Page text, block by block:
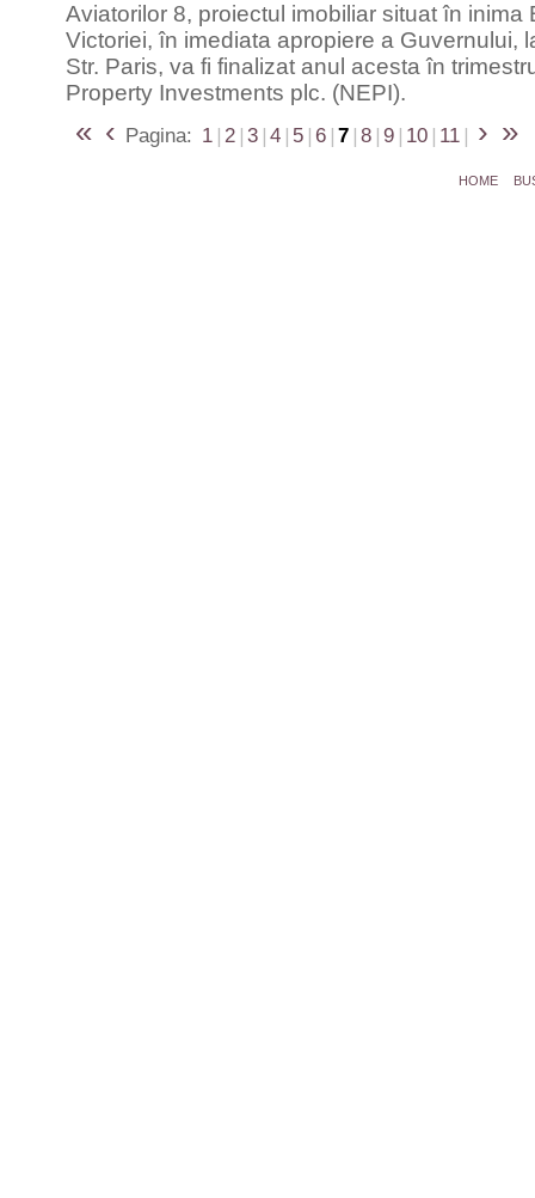
Aviatorilor 8, proiectul imobiliar situat în inima
Victoriei, în imediata apropiere a Guvernului,
Str. Paris, va fi finalizat anul acesta în
Property Investments plc. (NEPI).
« ‹ Pagina: 1 | 2 | 3 | 4 | 5 | 6 | 7 | 8 | 9 | 10 | 11 | › »
HOME